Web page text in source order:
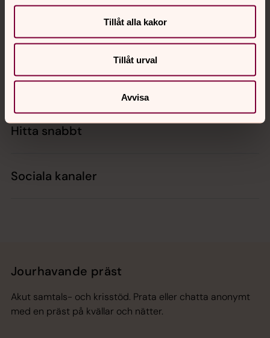
Tillåt alla kakor
Tillåt urval
Avvisa
Kontakt
Kalender
Hitta snabbt
Sociala kanaler
Jourhavande präst
Akut samtals- och krisstöd. Prata eller chatta anonymt
med en präst på kvällar och nätter.